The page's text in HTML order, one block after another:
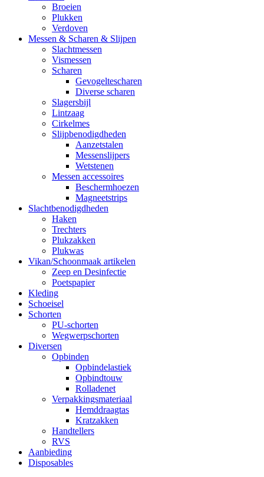
Broeien
Plukken
Verdoven
Messen & Scharen & Slijpen
Slachtmessen
Vismessen
Scharen
Gevogeltescharen
Diverse scharen
Slagersbijl
Lintzaag
Cirkelmes
Slijpbenodigdheden
Aanzetstalen
Messenslijpers
Wetstenen
Messen accessoires
Beschermhoezen
Magneetstrips
Slachtbenodigdheden
Haken
Trechters
Plukzakken
Plukwas
Vikan/Schoonmaak artikelen
Zeep en Desinfectie
Poetspapier
Kleding
Schoeisel
Schorten
PU-schorten
Wegwerpschorten
Diversen
Opbinden
Opbindelastiek
Opbindtouw
Rolladenet
Verpakkingsmateriaal
Hemddraagtas
Kratzakken
Handtellers
RVS
Aanbieding
Disposables